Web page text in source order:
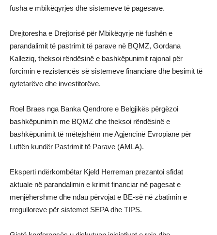
fusha e mbikëqyrjes dhe sistemeve të pagesave.
Drejtoresha e Drejtorisë për Mbikëqyrje në fushën e
parandalimit të pastrimit të parave në BQMZ, Gordana
Kalleziq, theksoi rëndësinë e bashkëpunimit rajonal për
forcimin e rezistencës së sistemeve financiare dhe besimit të
qytetarëve dhe investitorëve.
Roel Braes nga Banka Qendrore e Belgjikës përgëzoi
bashkëpunimin me BQMZ dhe theksoi rëndësinë e
bashkëpunimit të mëtejshëm me Agjencinë Evropiane për
Luftën kundër Pastrimit të Parave (AMLA).
Eksperti ndërkombëtar Kjeld Herreman prezantoi sfidat
aktuale në parandalimin e krimit financiar në pagesat e
menjëhershme dhe ndau përvojat e BE-së në zbatimin e
rregulloreve për sistemet SEPA dhe TIPS.